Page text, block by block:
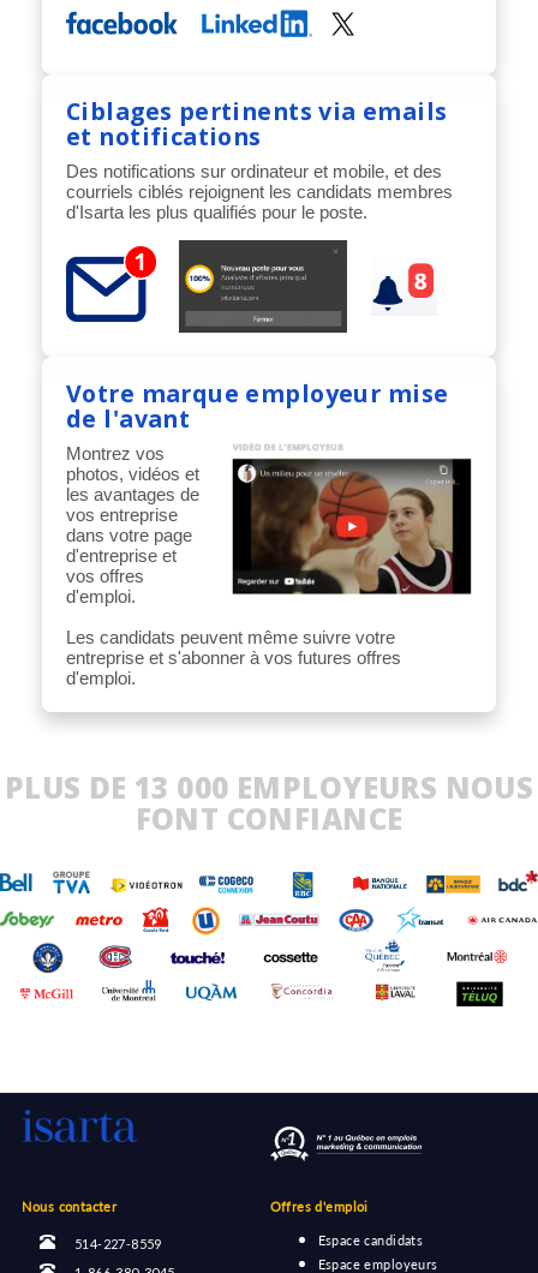
Ciblages pertinents via emails
et notifications
Des notifications sur ordinateur et mobile, et des
courriels ciblés rejoignent les candidats membres
d'Isarta les plus qualifiés pour le poste.
Votre marque employeur mise
de l'avant
Montrez vos
photos, vidéos et
les avantages de
vos entreprise
dans votre page
d'entreprise et
vos offres
d'emploi.
Les candidats peuvent même suivre votre
entreprise et s'abonner à vos futures offres
d'emploi.
PLUS DE 13 000 EMPLOYEURS NOUS
FONT CONFIANCE
Nous contacter
514-227-8559
Offres d'emploi
Espace candidats
Espace employeurs